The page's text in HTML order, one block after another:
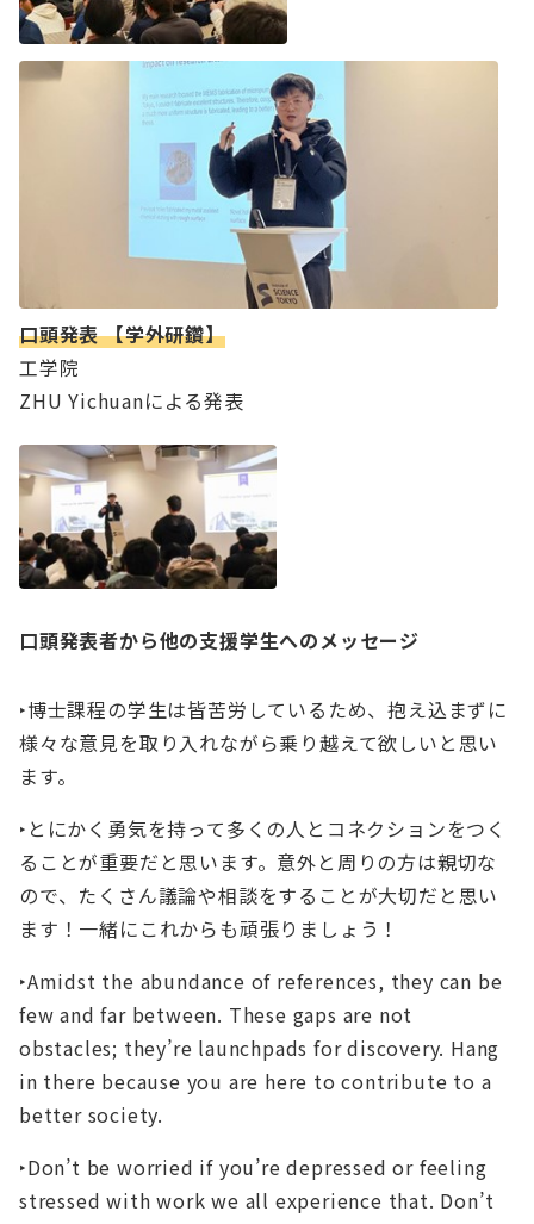
口頭発表 【学外研鑽】
工学院
ZHU Yichuanによる発表
口頭発表者から他の支援学生へのメッセージ
‣博士課程の学生は皆苦労しているため、抱え込まずに
様々な意見を取り入れながら乗り越えて欲しいと思い
ます。
‣とにかく勇気を持って多くの人とコネクションをつく
ることが重要だと思います。意外と周りの方は親切な
ので、たくさん議論や相談をすることが大切だと思い
ます！一緒にこれからも頑張りましょう！
‣Amidst the abundance of references, they can be
few and far between. These gaps are not
obstacles; they’re launchpads for discovery. Hang
in there because you are here to contribute to a
better society.
‣Don’t be worried if you’re depressed or feeling
stressed with work we all experience that. Don’t